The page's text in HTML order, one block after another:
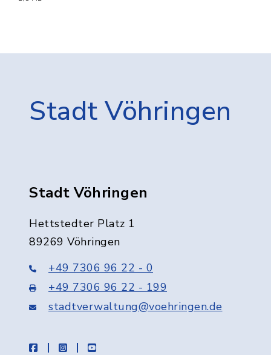
Stadt Vöhringen
Stadt Vöhringen
Hettstedter Platz 1
89269 Vöhringen
+49 7306 96 22 - 0
+49 7306 96 22 - 199
stadtverwaltung@voehringen.de
facebookinstagramyoutube